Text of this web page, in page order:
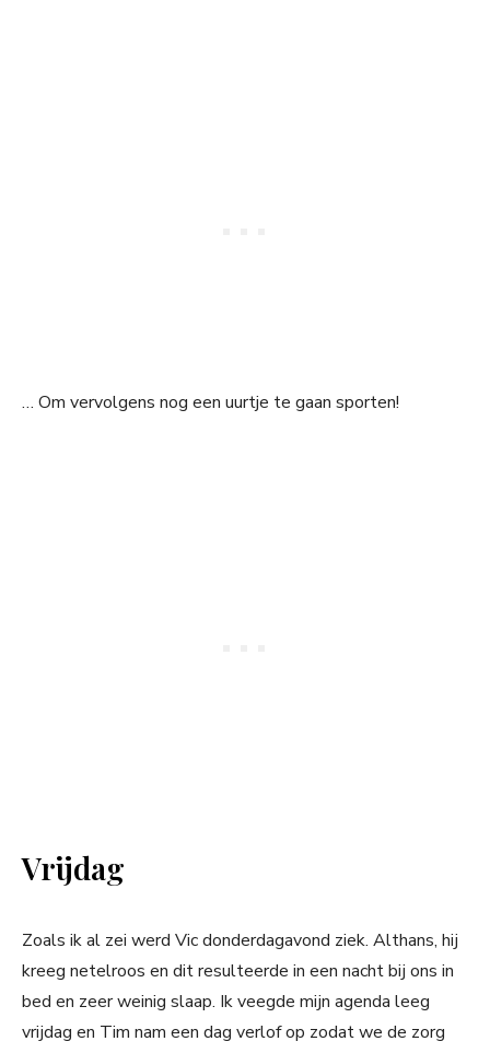
… Om vervolgens nog een uurtje te gaan sporten!
Vrijdag
Zoals ik al zei werd Vic donderdagavond ziek. Althans, hij
kreeg netelroos en dit resulteerde in een nacht bij ons in
bed en zeer weinig slaap. Ik veegde mijn agenda leeg
vrijdag en Tim nam een dag verlof op zodat we de zorg